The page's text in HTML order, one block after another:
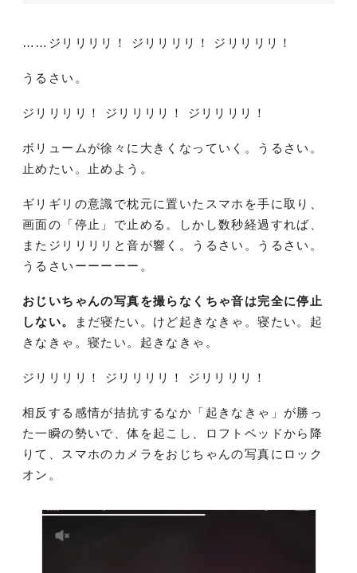
……ジリリリリ！ ジリリリリ！ ジリリリリ！
うるさい。
ジリリリリ！ ジリリリリ！ ジリリリリ！
ボリュームが徐々に大きくなっていく。うるさい。
止めたい。止めよう。
ギリギリの意識で枕元に置いたスマホを手に取り、
画面の「停止」で止める。しかし数秒経過すれば、
またジリリリリと音が響く。うるさい。うるさい。
うるさいーーーーー。
おじいちゃんの写真を撮らなくちゃ音は完全に停止
しない。
まだ寝たい。けど起きなきゃ。寝たい。起
きなきゃ。寝たい。起きなきゃ。
ジリリリリ！ ジリリリリ！ ジリリリリ！
相反する感情が拮抗するなか「起きなきゃ」が勝っ
た一瞬の勢いで、体を起こし、ロフトベッドから降
りて、スマホのカメラをおじちゃんの写真にロック
オン。